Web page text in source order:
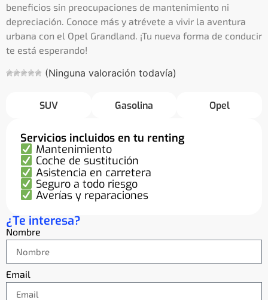
beneficios sin preocupaciones de mantenimiento ni
depreciación. Conoce más y atrévete a vivir la aventura
urbana con el Opel Grandland. ¡Tu nueva forma de conducir
te está esperando!
(Ninguna valoración todavía)
SUV Gasolina Opel
Servicios incluidos en tu renting
Mantenimiento
Coche de sustitución
Asistencia en carretera
Seguro a todo riesgo
Averías y reparaciones
¿Te interesa?
Nombre
Email